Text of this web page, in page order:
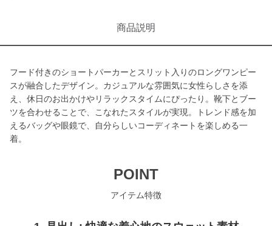
商品説明
フード付きのショートパーカーとスリット入りのロングワンピー
スが融合したデザイン。カジュアルな雰囲気に女性らしさを添
え、休日のお出かけやリラックスタイムにぴったり。靴下とブー
ツを合わせることで、こなれたスタイルが実現。トレンド感を加
えるバッグや眼鏡で、自分らしいコーディネートを楽しめる一
着。
POINT
アイテム特徴